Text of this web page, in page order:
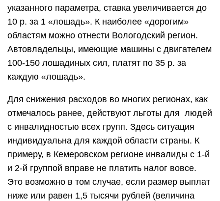
указанного параметра, ставка увеличивается до
10 р. за 1 «лошадь». К наиболее «дорогим»
областям можно отнести Вологодский регион.
Автовладельцы, имеющие машины с двигателем
100-150 лошадиных сил, платят по 35 р. за
каждую «лошадь».
Для снижения расходов во многих регионах, как
отмечалось ранее, действуют льготы для людей
с инвалидностью всех групп. Здесь ситуация
индивидуальна для каждой области страны. К
примеру, в Кемеровском регионе инвалиды с 1-й
и 2-й группой вправе не платить налог вовсе.
Это возможно в том случае, если размер выплат
ниже или равен 1,5 тысячи рублей (величина